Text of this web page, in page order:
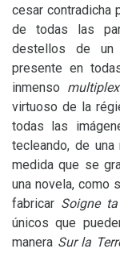
cesar contradicha
de todas las
destellos de un
presente en
inmenso
virtuoso de la
todas las
tecleando, de
medida que se
una novela, como
fabricar Soigne
únicos que
manera Sur la